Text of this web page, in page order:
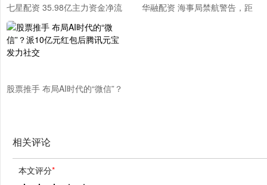
七星配资 35.98亿主力资金净流
入，特斯拉概念涨1.40%
华融配资 海事局禁航警告，距
股票推手 布局AI时代的“微信”？
相关评论
本文评分*